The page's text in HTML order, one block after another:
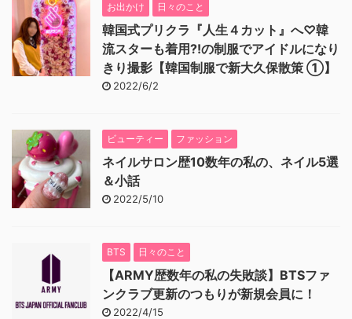
お出かけ 日々のこと
韓国式プリクラ『人生４カット』へ♡韓
流スターも着用⁈の制服でアイドルになり
きり撮影【韓国制服で新大久保散策 ①】
2022/6/2
ビューティー ファッション
ネイルサロン歴10数年の私の、ネイル5選
＆小話
2022/5/10
BTS 日々のこと
【ARMY歴数年の私の失敗談】BTSファ
ンクラブ更新のつもりが新規会員に！
2022/4/15